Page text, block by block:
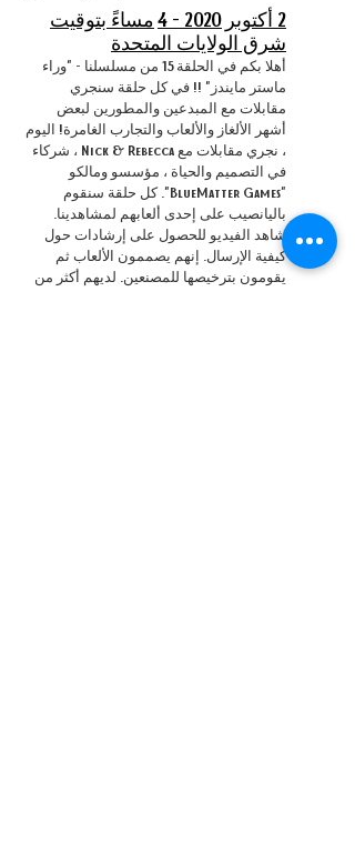
2 أكتوبر 2020 - 4
مساءً بتوقيت
شرق الولايات المتحدة
أهلا بكم في الحلقة 15 من مسلسلنا - "وراء
ماستر مايندز" !! في كل حلقة سنجري
مقابلات مع المبدعين والمطورين لبعض
أشهر الألغاز والألعاب والتجارب الغامرة! اليوم
، نجري مقابلات مع Nick & Rebecca ، شركاء
في التصميم والحياة ، مؤسسو ومالكو
"BlueMatter Games". كل حلقة سنقوم
باليانصيب على إحدى ألعابهم لمشاهدينا.
شاهد الفيديو للحصول على إرشادات حول
كيفية الإرسال. إنهم يصممون الألعاب ثم
يقومون بترخيصها للمصنعين. لديهم أكثر من